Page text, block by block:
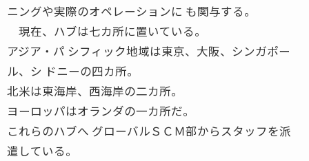
ニングや実際のオペレーションに も関与する。
現在、ハブは七カ所に置いている。
アジア・パ シフィック地域は東京、大阪、シンガポー
ル、シ ドニーの四カ所。
北米は東海岸、西海岸の二カ所。
ヨーロッパはオランダの一カ所だ。
これらのハブへ グローバルＳＣＭ部からスタッフを派
遣している。